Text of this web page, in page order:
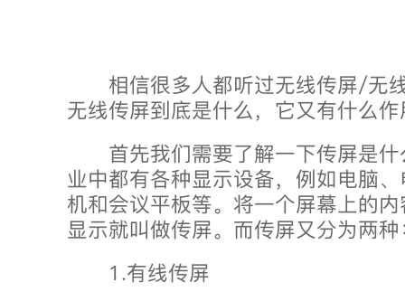
相信很多人都听过无线传屏/无
无线传屏到底是什么，它又有什么
首先我们需要了解一下传屏是什
业中都有各种显示设备，例如电脑
机和会议平板等。将一个屏幕上的
显示就叫做传屏。而传屏又分为两种
1.有线传屏